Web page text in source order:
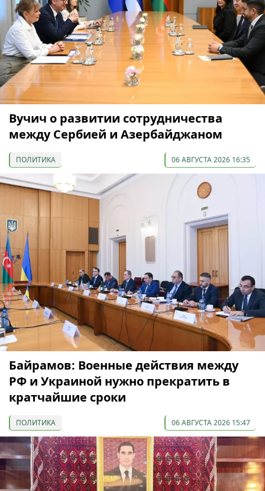
Вучич о развитии сотрудничества
между Сербией и Азербайджаном
ПОЛИТИКА 06 АВГУСТА 2026 16:35
Байрамов: Военные действия между
РФ и Украиной нужно прекратить в
кратчайшие сроки
ПОЛИТИКА 06 АВГУСТА 2026 15:47